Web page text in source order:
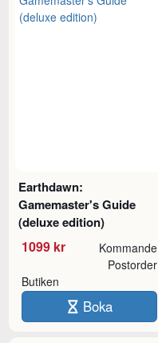
Earthdawn:
Gamemaster's Guide
(deluxe edition)
1099 kr Kommande
Butiken
Postorder
Boka